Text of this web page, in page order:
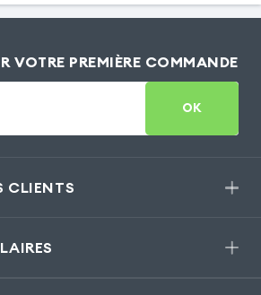
VOTRE PREMIÈRE COMMANDE
OK
CLIENTS